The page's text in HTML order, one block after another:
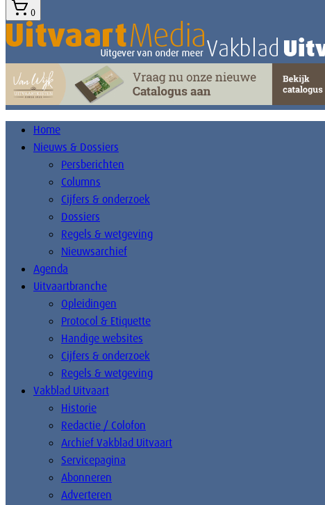
0
Home
Nieuws & Dossiers
Persberichten
Columns
Cijfers & onderzoek
Dossiers
Regels & wetgeving
Nieuwsarchief
Agenda
Uitvaartbranche
Opleidingen
Protocol & Etiquette
Handige websites
Cijfers & onderzoek
Regels & wetgeving
Vakblad Uitvaart
Historie
Redactie / Colofon
Archief Vakblad Uitvaart
Servicepagina
Abonneren
Adverteren